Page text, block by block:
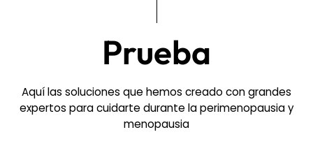
Prueba
Aquí las soluciones que hemos creado con grandes
expertos para cuidarte durante la perimenopausia y
menopausia